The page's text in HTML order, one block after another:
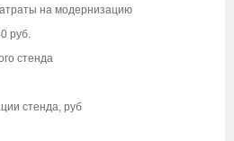
на модернизацию
руб.
стенда
стенда, руб